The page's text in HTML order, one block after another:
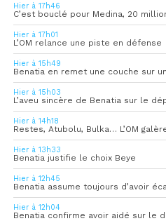
Hier à 17h46
C’est bouclé pour Medina, 20
Hier à 17h01
L’OM relance une piste en défense
Hier à 15h49
Benatia en remet une couche sur
Hier à 15h03
L’aveu sincère de Benatia sur le
Hier à 14h18
Hier à 13h33
Benatia justifie le choix Beye
Hier à 12h45
Benatia assume toujours d’avoir
Hier à 12h04
Benatia confirme avoir aidé sur le